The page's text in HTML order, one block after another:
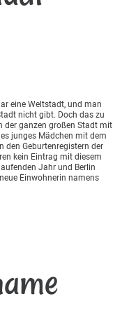
eine Weltstadt, und man
nicht gibt. Doch das zu
der ganzen großen Stadt mit
junges Mädchen mit dem
den Geburtenregistern der
kein Eintrag mit diesem
Jahr und Berlin
Einwohnerin namens